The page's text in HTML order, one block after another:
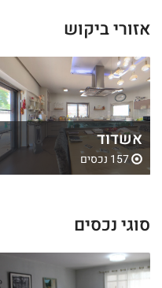
אזורי ביקוש
אשדוד
157 נכסים
סוגי נכסים